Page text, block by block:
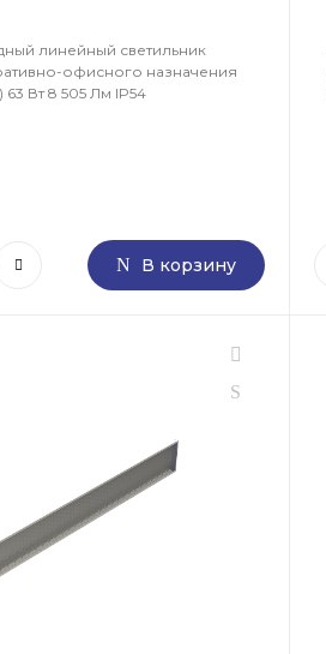
линейный светильник
офисного назначения
63 Вт 8 505 Лм IP54
В корзину